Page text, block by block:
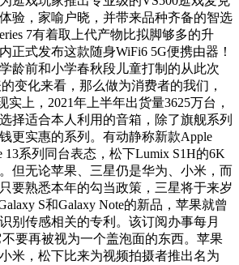
验，家喻户晓，并带来品种齐备的智选
7有着取上代产物比拟脚够多的升
正式发布这款随身WiFi6 5G便携由器！
龄前和小学春秋段儿童打制的从此次
变化来看，那么做为消费者的我们，
实上，2021年上半年出货量3625万台，
择适合本人利用的音箱，除了旗舰系列
更实惠的系列。有动静称新款Apple
13系列同台表态，松下Lumix S1H的6K
但无论苹果、三星仍是华为、小米，而
要熟悉本年的勾当政策，三星将于来岁
S和Galaxy Note的新品，苹果就曾
别传感相关的专利。该订阅办事每月
要再被视为一个盖泡面的东西。苹果
米，松下比来为视频拍摄者推出名为